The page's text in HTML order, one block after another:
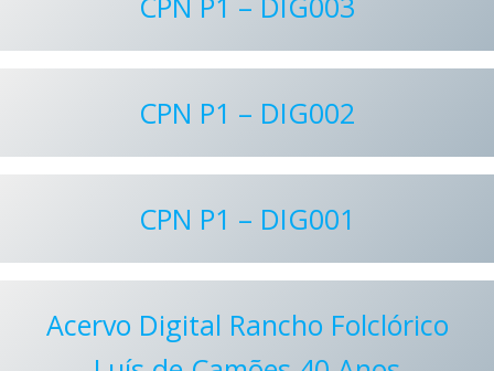
CPN P1 – DIG002
CPN P1 – DIG001
Acervo Digital Rancho Folclórico